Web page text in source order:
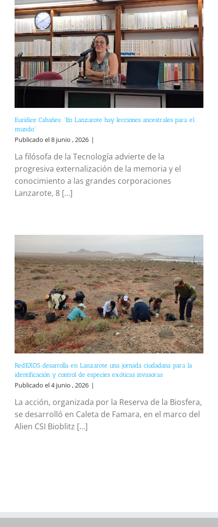
Eurídice Cabañes: “En Lanzarote hay lecciones ancestrales para el
mundo”
Publicado el 8 junio , 2026 |
La filósofa de la Tecnología advierte de la
progresiva externalización de la memoria y el
conocimiento a las grandes corporaciones
Lanzarote, 8 [...]
RedEXOS desarrolla en Lanzarote una jornada ciudadana para la
identificación y control de especies exóticas invasoras
Publicado el 4 junio , 2026 |
La acción, organizada por la Reserva de la Biosfera,
se desarrolló en Caleta de Famara, en el marco del
Alien CSI Bioblitz [...]